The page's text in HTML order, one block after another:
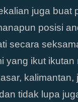
juga buat
posisi
secara
yang ikut
tidak lupa